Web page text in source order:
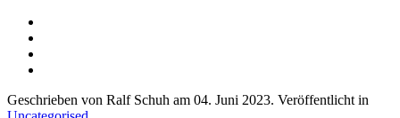
Geschrieben von Ralf Schuh am 04. Juni 2023. Veröffentlicht in